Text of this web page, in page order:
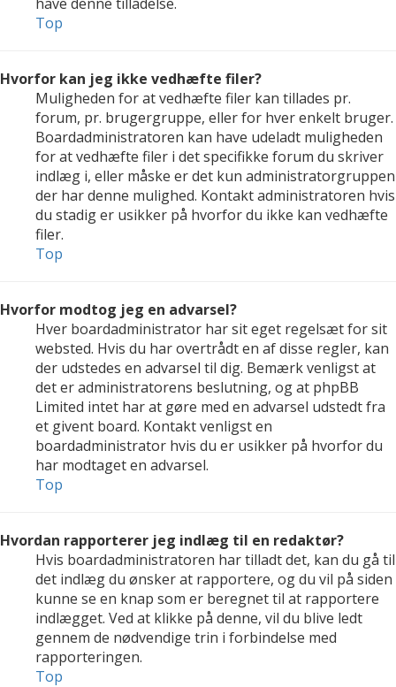
Top
Hvorfor kan jeg ikke vedhæfte filer?
Muligheden for at vedhæfte filer kan tillades pr.
forum, pr. brugergruppe, eller for hver enkelt bruger.
Boardadministratoren kan have udeladt muligheden
for at vedhæfte filer i det specifikke forum du skriver
indlæg i, eller måske er det kun administratorgruppen
der har denne mulighed. Kontakt administratoren hvis
du stadig er usikker på hvorfor du ikke kan vedhæfte
filer.
Top
Hvorfor modtog jeg en advarsel?
Hver boardadministrator har sit eget regelsæt for sit
websted. Hvis du har overtrådt en af disse regler, kan
der udstedes en advarsel til dig. Bemærk venligst at
det er administratorens beslutning, og at phpBB
Limited intet har at gøre med en advarsel udstedt fra
et givent board. Kontakt venligst en
boardadministrator hvis du er usikker på hvorfor du
har modtaget en advarsel.
Top
Hvordan rapporterer jeg indlæg til en redaktør?
Hvis boardadministratoren har tilladt det, kan du gå til
det indlæg du ønsker at rapportere, og du vil på siden
kunne se en knap som er beregnet til at rapportere
indlægget. Ved at klikke på denne, vil du blive ledt
gennem de nødvendige trin i forbindelse med
rapporteringen.
Top